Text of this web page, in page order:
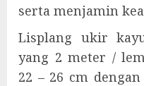
serta menjamin
Lisplang ukir
yang 2 meter /
22 – 26 cm